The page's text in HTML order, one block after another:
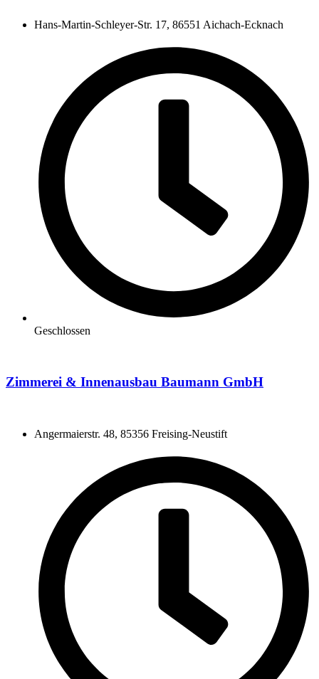
Hans-Martin-Schleyer-Str. 17, 86551 Aichach-Ecknach
Geschlossen
Zimmerei & Innenausbau Baumann GmbH
Angermaierstr. 48, 85356 Freising-Neustift